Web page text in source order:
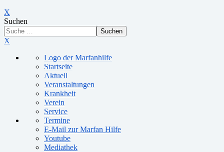
X
Suchen
Suchen
X
Logo der Marfanhilfe
Startseite
Aktuell
Veranstaltungen
Krankheit
Verein
Service
Termine
E-Mail zur Marfan Hilfe
Youtube
Mediathek